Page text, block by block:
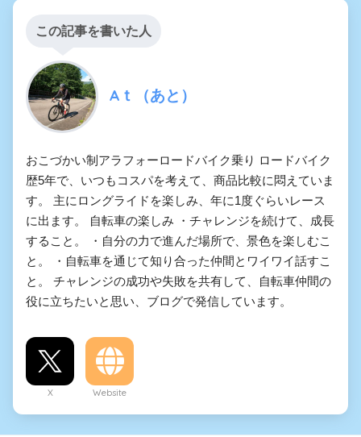
この記事を書いた人
Aｔ（あと）
おこづかい制アラフォーロードバイク乗り ロードバイク
歴5年で、いつもコスパを考えて、商品比較に悶えていま
す。 主にロングライドを楽しみ、年に1度ぐらいレース
に出ます。 自転車の楽しみ ・チャレンジを続けて、成長
すること。 ・自分の力で進んだ場所で、景色を楽しむこ
と。 ・自転車を通じて知り合った仲間とワイワイ話すこ
と。 チャレンジの成功や失敗を共有して、自転車仲間の
役に立ちたいと思い、ブログで発信しています。
X Website